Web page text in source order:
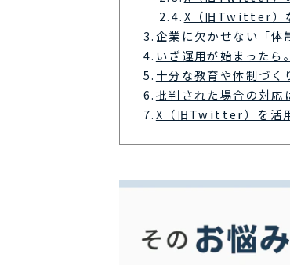
2.4.X（旧Twitter）な
3.企業に欠かせない「体
4. いざ運用が始まったら
5. 十分な教育や体制づく
6.批判された場合の対応
7.X（旧Twitter）を活